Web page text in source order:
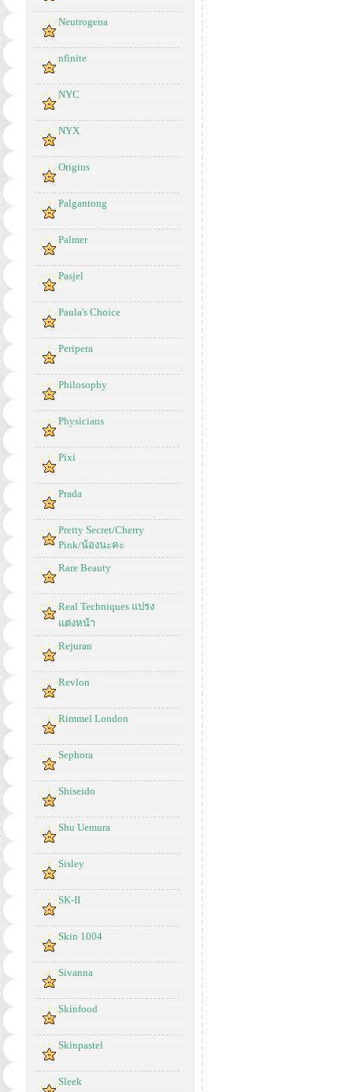
Neutrogena
nfinite
NYC
NYX
Origins
Palgantong
Palmer
Pasjel
Paula's Choice
Peripera
Philosophy
Physicians
Pixi
Prada
Pretty Secret/Cherry
Pink/น้องนะคะ
Rare Beauty
Real Techniques แปรง
แต่งหน้า
Rejuran
Revlon
Rimmel London
Sephora
Shiseido
Shu Uemura
Sisley
SK-II
Skin 1004
Sivanna
Skinfood
Skinpastel
Sleek